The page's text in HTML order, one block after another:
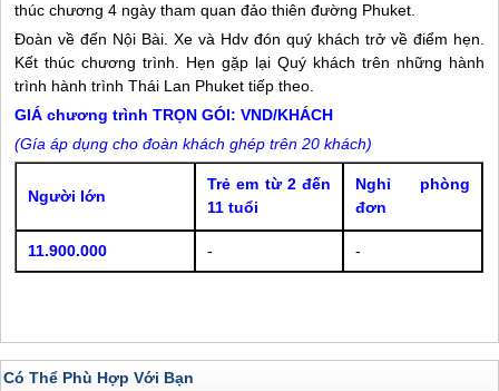
thúc chương 4 ngày tham quan đảo thiên đường Phuket.
Đoàn về đến Nội Bài. Xe và Hdv đón quý khách trở về điểm hẹn.
Kết thúc chương trình. Hẹn gặp lại Quý khách trên những hành
trình hành trình Thái Lan Phuket tiếp theo.
GIÁ chương trình TRỌN GÓI: VND/KHÁCH
(Gía áp dụng cho đoàn khách ghép trên 20 khách)
Người lớn
Trẻ em từ 2 đến
11 tuổi
Nghỉ phòng
đơn
11.900.000 - -
Có Thể Phù Hợp Với Bạn